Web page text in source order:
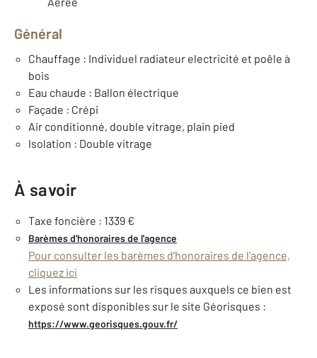
Général
Chauffage : Individuel radiateur electricité et poêle à
bois
Eau chaude : Ballon électrique
Façade : Crépi
Air conditionné, double vitrage, plain pied
Isolation : Double vitrage
À savoir
Taxe foncière : 1339 €
Barèmes d'honoraires de l'agence
Pour consulter les barèmes d'honoraires de l'agence,
cliquez ici
Les informations sur les risques auxquels ce bien est
exposé sont disponibles sur le site Géorisques :
https://www.georisques.gouv.fr/